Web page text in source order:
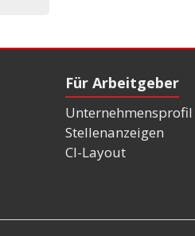
Für Arbeitgeber
Unternehmensprofil
Stellenanzeigen
CI-Layout